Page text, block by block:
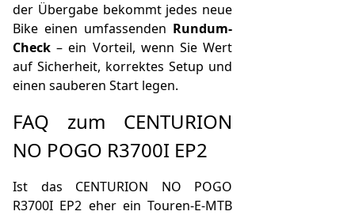
der Übergabe bekommt jedes neue
Bike einen umfassenden Rundum-
Check – ein Vorteil, wenn Sie Wert
auf Sicherheit, korrektes Setup und
einen sauberen Start legen.
FAQ zum CENTURION
NO POGO R3700I EP2
Ist das CENTURION NO POGO
R3700I EP2 eher ein Touren-E-MTB